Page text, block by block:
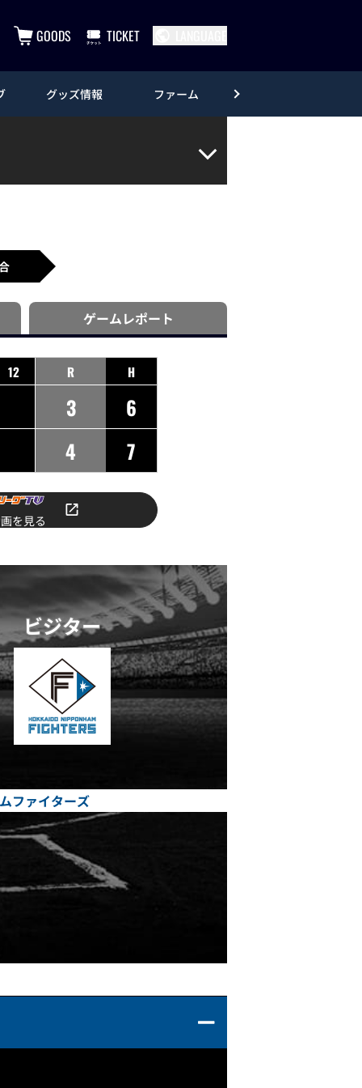
GOODS TICKET
グッズ情報 ファーム
ゲームレポート
12 R H
3
6
4
7
を見る
ビジター
ファイターズ